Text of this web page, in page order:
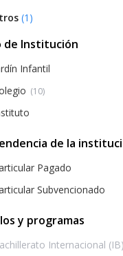
(1 )
de Institución
Infantil
(10)
de la
Pagado
Subvencionado
y programas
Internacional (IB)